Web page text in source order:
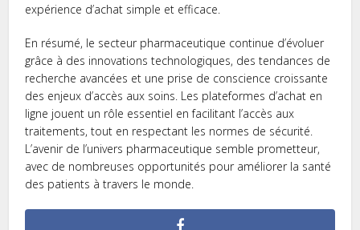
expérience d’achat simple et efficace.
En résumé, le secteur pharmaceutique continue d’évoluer
grâce à des innovations technologiques, des tendances de
recherche avancées et une prise de conscience croissante
des enjeux d’accès aux soins. Les plateformes d’achat en
ligne jouent un rôle essentiel en facilitant l’accès aux
traitements, tout en respectant les normes de sécurité.
L’avenir de l’univers pharmaceutique semble prometteur,
avec de nombreuses opportunités pour améliorer la santé
des patients à travers le monde.